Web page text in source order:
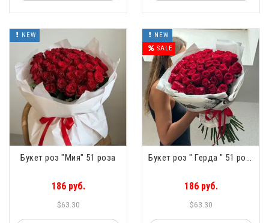
NEW
Букет роз "Мия" 51 роза
186 руб.
$63.30
SALE
NEW
Букет роз " Герда " 51 роза
186 руб.
$63.30